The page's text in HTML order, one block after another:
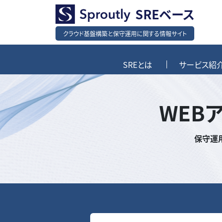
SREベース
クラウド基盤構築と保守運用に関する情報サイト
SREとは サービス紹
WEB
保守運